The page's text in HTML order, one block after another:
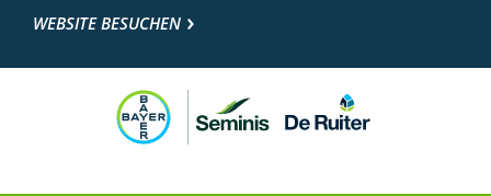
WEBSITE BESUCHEN